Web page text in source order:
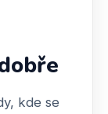
kde se